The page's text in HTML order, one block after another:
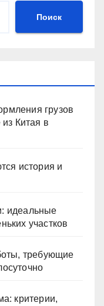
Поиск
грузов
Китая в
история и
идеальные
участков
требующие
критерии,